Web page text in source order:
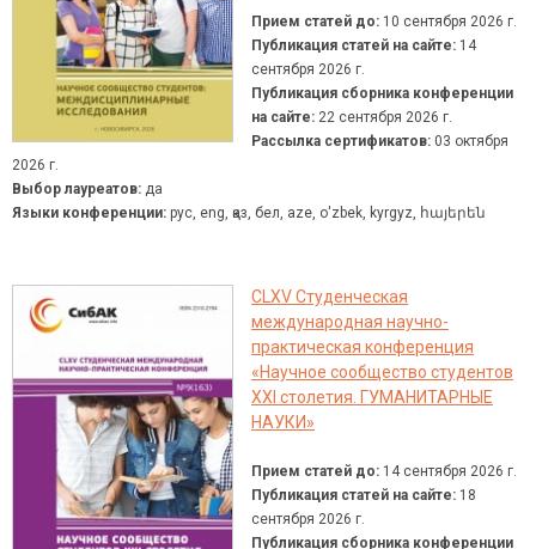
Прием статей до: 10 сентября 2026 г.
Публикация статей на сайте: 14
сентября 2026 г.
Публикация сборника конференции
на сайте: 22 сентября 2026 г.
Рассылка сертификатов: 03 октября
2026 г.
Выбор лауреатов: да
Языки конференции: рус, eng, қаз, бел, aze, о'zbek, kyrgyz, հայերեն
CLXV Студенческая
международная научно-
практическая конференция
«Научное сообщество студентов
XXI столетия. ГУМАНИТАРНЫЕ
НАУКИ»
Прием статей до: 14 сентября 2026 г.
Публикация статей на сайте: 18
сентября 2026 г.
Публикация сборника конференции